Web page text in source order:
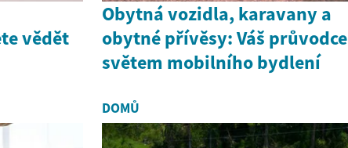
vědět
Obytná vozidla, karavany a
obytné přívěsy: Váš průvodce
světem mobilního bydlení
DOMŮ